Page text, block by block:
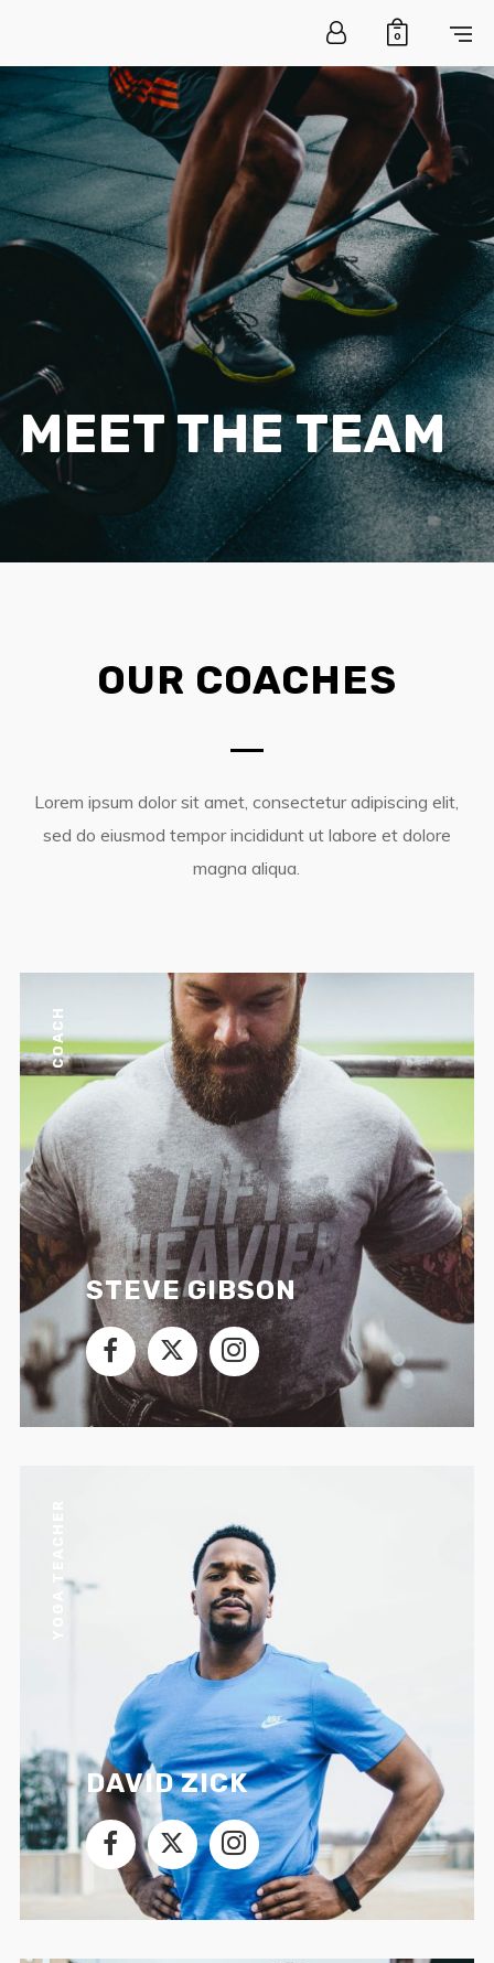
0
MEET THE TEAM
OUR COACHES
Lorem ipsum dolor sit amet, consectetur adipiscing elit,
sed do eiusmod tempor incididunt ut labore et dolore
magna aliqua.
STEVE GIBSON
COACH
DAVID ZICK
YOGA TEACHER